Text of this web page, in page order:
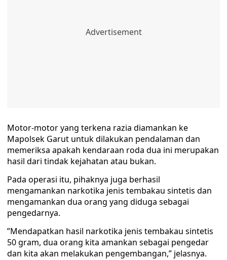
Motor-motor yang terkena razia diamankan ke
Mapolsek Garut untuk dilakukan pendalaman dan
memeriksa apakah kendaraan roda dua ini merupakan
hasil dari tindak kejahatan atau bukan.
Pada operasi itu, pihaknya juga berhasil
mengamankan narkotika jenis tembakau sintetis dan
mengamankan dua orang yang diduga sebagai
pengedarnya.
”Mendapatkan hasil narkotika jenis tembakau sintetis
50 gram, dua orang kita amankan sebagai pengedar
dan kita akan melakukan pengembangan,” jelasnya.